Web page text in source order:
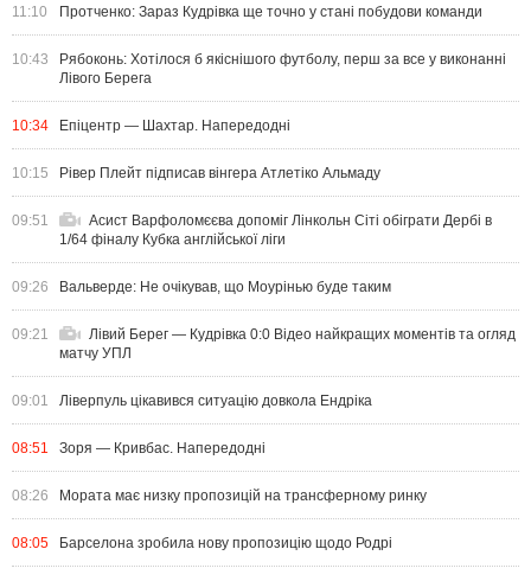
11:10 Протченко: Зараз Кудрівка ще точно у стані побудови команди
10:43
Рябоконь: Хотілося б якіснішого футболу, перш за все у виконанні
Лівого Берега
10:34 Епіцентр — Шахтар. Напередодні
10:15 Рівер Плейт підписав вінгера Атлетіко Альмаду
09:51
Асист Варфоломєєва допоміг Лінкольн Сіті обіграти Дербі в
1/64 фіналу Кубка англійської ліги
09:26 Вальверде: Не очікував, що Моурінью буде таким
09:21
Лівий Берег — Кудрівка 0:0 Відео найкращих моментів та огляд
матчу УПЛ
09:01 Ліверпуль цікавився ситуацію довкола Ендріка
08:51 Зоря — Кривбас. Напередодні
08:26 Мората має низку пропозицій на трансферному ринку
08:05 Барселона зробила нову пропозицію щодо Родрі